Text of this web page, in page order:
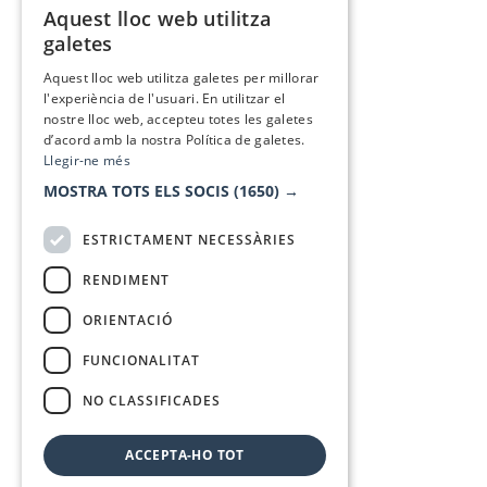
Aquest lloc web utilitza
galetes
Aquest lloc web utilitza galetes per millorar
l'experiència de l'usuari. En utilitzar el
nostre lloc web, accepteu totes les galetes
d’acord amb la nostra Política de galetes.
Llegir-ne més
MOSTRA TOTS ELS SOCIS (1650) →
ESTRICTAMENT NECESSÀRIES
RENDIMENT
ORIENTACIÓ
FUNCIONALITAT
NO CLASSIFICADES
ACCEPTA-HO TOT